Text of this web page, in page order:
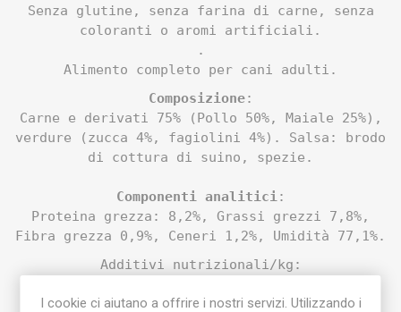
Senza glutine, senza farina di carne, senza
coloranti o aromi artificiali.
.
Alimento completo per cani adulti.
Composizione:
Carne e derivati ​​75% (Pollo 50%, Maiale 25%),
verdure (zucca 4%, fagiolini 4%). Salsa: brodo
di cottura di suino, spezie.
Componenti analitici :
Proteina grezza: 8,2%, Grassi grezzi 7,8%,
Fibra grezza 0,9%, Ceneri 1,2%, Umidità 77,1%.
Additivi nutrizionali/kg:
Vitamina D3 (3a671): 432, Vitamina E
I cookie ci aiutano a offrire i nostri servizi. Utilizzando i